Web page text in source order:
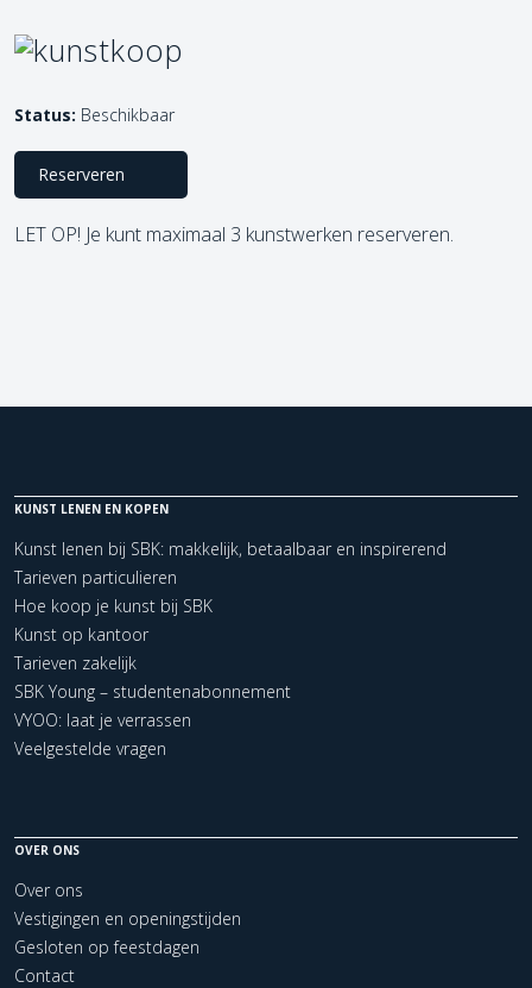
Status: Beschikbaar
Reserveren
LET OP! Je kunt maximaal 3 kunstwerken reserveren.
KUNST LENEN EN KOPEN
Kunst lenen bij SBK: makkelijk, betaalbaar en inspirerend
Tarieven particulieren
Hoe koop je kunst bij SBK
Kunst op kantoor
Tarieven zakelijk
SBK Young – studentenabonnement
VYOO: laat je verrassen
Veelgestelde vragen
OVER ONS
Over ons
Vestigingen en openingstijden
Gesloten op feestdagen
Contact